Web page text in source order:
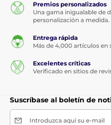
Premios personalizados
Una gama inigualable de
personalización a medida.
Entrega rápida
Más de 4,000 artículos en
Excelentes críticas
Verificado en sitios de
Suscríbase al boletín de
Introduzca aquí su e-mail